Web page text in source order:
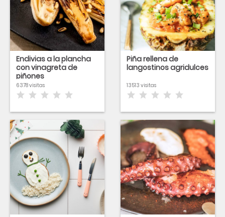
Endivias a la plancha
con vinagreta de
piñones
6378 visitas
Piña rellena de
langostinos agridulces
13513 visitas